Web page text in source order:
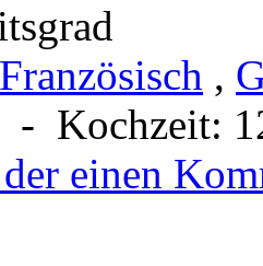
Französisch ,
- Kochzeit:
einen